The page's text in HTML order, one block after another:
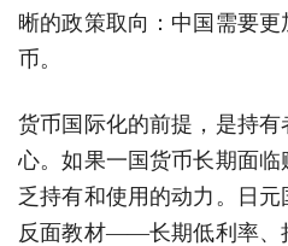
晰的政策取向：中国需要
币。
货币国际化的前提，是持
心。如果一国货币长期面
乏持有和使用的动力。日
反面教材——长期低利率、